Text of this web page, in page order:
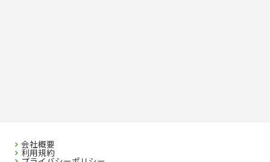
会社概要
利用規約